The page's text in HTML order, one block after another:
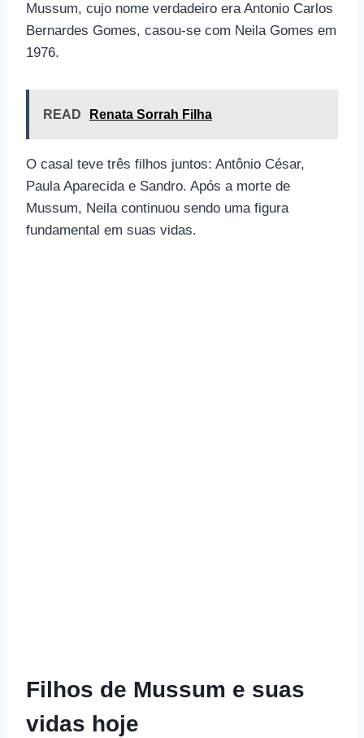
Mussum, cujo nome verdadeiro era Antonio Carlos
Bernardes Gomes, casou-se com Neila Gomes em
1976.
READ Renata Sorrah Filha
O casal teve três filhos juntos: Antônio César,
Paula Aparecida e Sandro. Após a morte de
Mussum, Neila continuou sendo uma figura
fundamental em suas vidas.
Filhos de Mussum e suas
vidas hoje